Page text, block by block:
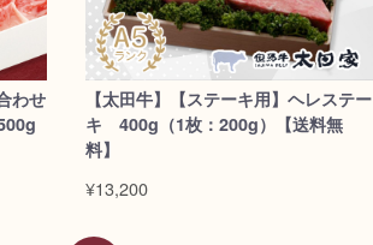
わせ
【太田牛】【ステーキ用】ヘレステー
キ 400g（1枚：200g）【送料無
料】
¥13,200